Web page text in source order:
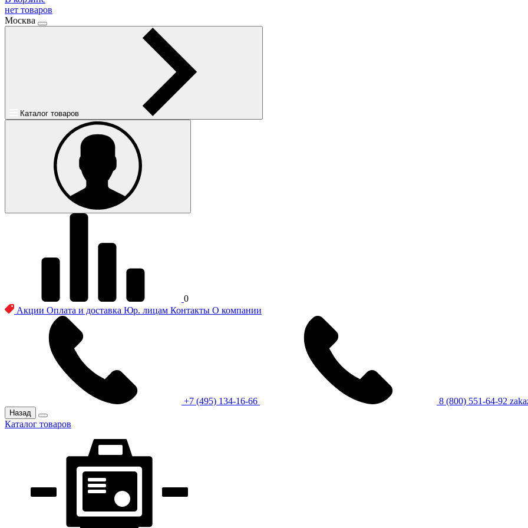
нет товаров
Москва
Каталог товаров
0
Акции Оплата и доставка Юр. лицам Контакты О компании
+7 (495) 134-16-66 8 (800) 551-64-92
Назад
Каталог товаров